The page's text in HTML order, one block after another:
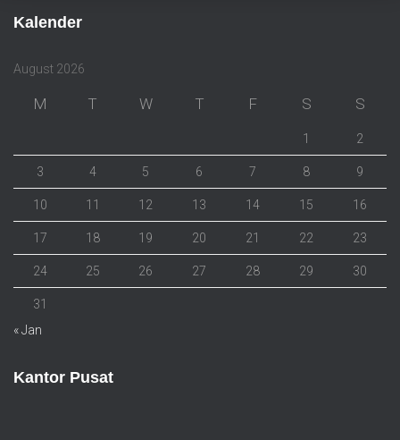
Kalender
August 2026
M T W T F S S
1 2
3 4 5 6 7 8 9
10 11 12 13 14 15 16
17 18 19 20 21 22 23
24 25 26 27 28 29 30
31
« Jan
Kantor Pusat